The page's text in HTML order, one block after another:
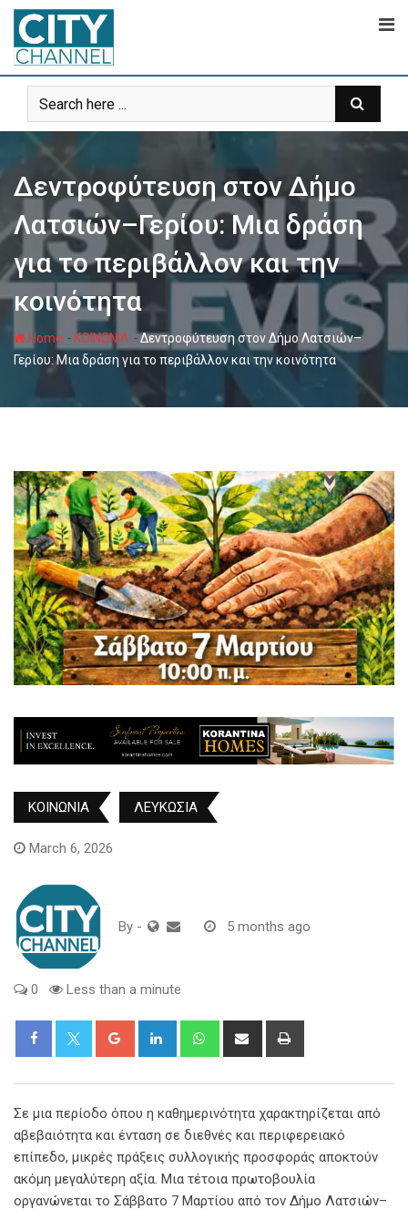
Skip
content
Δεντροφύτευση στον Δήμο
Λατσιών–Γερίου: Μια δράση
για το περιβάλλον και την
κοινότητα
Home - ΚΟΙΝΩΝΙΑ -Δεντροφύτευση στον Δήμο Λατσιών–
Γερίου: Μια δράση για το περιβάλλον και την κοινότητα
ΚΟΙΝΩΝΙΑ ΛΕΥΚΩΣΙΑ
March 6, 2026
By - 5 months ago
0 Less than a minute
Google+ LinkedIn WhatsappShare
Σε μια περίοδο όπου η καθημερινότητα χαρακτηρίζεται από
αβεβαιότητα και ένταση σε διεθνές και περιφερειακό
επίπεδο, μικρές πράξεις συλλογικής προσφοράς αποκτούν
ακόμη μεγαλύτερη αξία. Μια τέτοια πρωτοβουλία
οργανώνεται το Σάββατο 7 Μαρτίου από τον Δήμο Λατσιών–